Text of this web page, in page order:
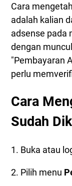
Cara
adalah kalian
adsense pada
dengan
"Pembayaran
perlu
Cara
Sudah
1. Buka atau
2. Pilih menu